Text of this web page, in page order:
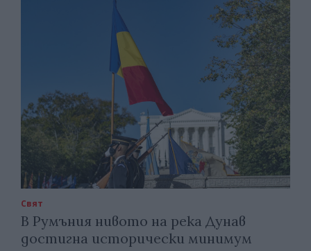
Свят
В Румъния нивото на река Дунав
достигна исторически минимум